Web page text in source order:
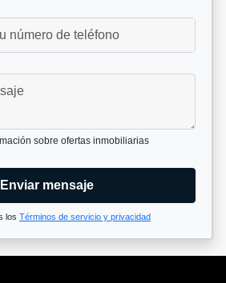
sobre ofertas inmobiliarias
Enviar mensaje
los Términos de servicio y privacidad